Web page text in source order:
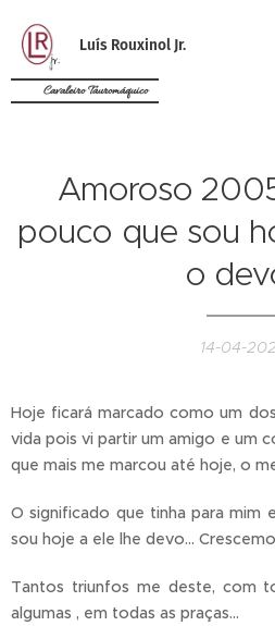
Luís Rouxinol Jr.
Cavaleiro Tauromáquico
Amoroso
pouco que sou
o
14-04-
Hoje ficará marcado como um
vida pois vi partir um amigo e um
que mais me marcou até hoje, o
O significado que tinha para mim
sou hoje a ele lhe devo...
Tantos triunfos me deste, com
algumas , em todas as praças...